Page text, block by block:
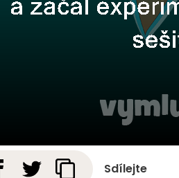
Sdílejte